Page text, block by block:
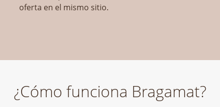
oferta en el mismo sitio.
¿Cómo funciona Bragamat?